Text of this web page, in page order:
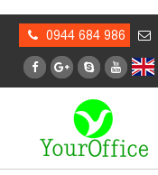
0944 684 986